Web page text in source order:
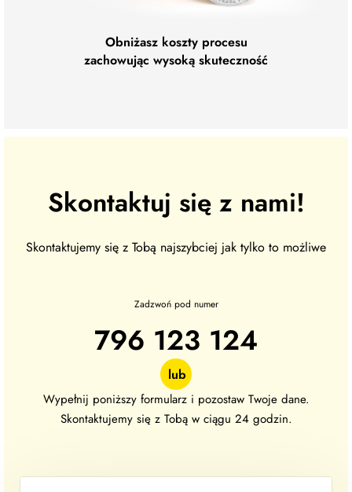
Obniżasz koszty procesu
zachowując wysoką skuteczność
Skontaktuj się z nami!
Skontaktujemy się z Tobą najszybciej jak tylko to możliwe
Zadzwoń pod numer
796 123 124
lub
Wypełnij poniższy formularz i pozostaw Twoje dane.
Skontaktujemy się z Tobą w ciągu 24 godzin.